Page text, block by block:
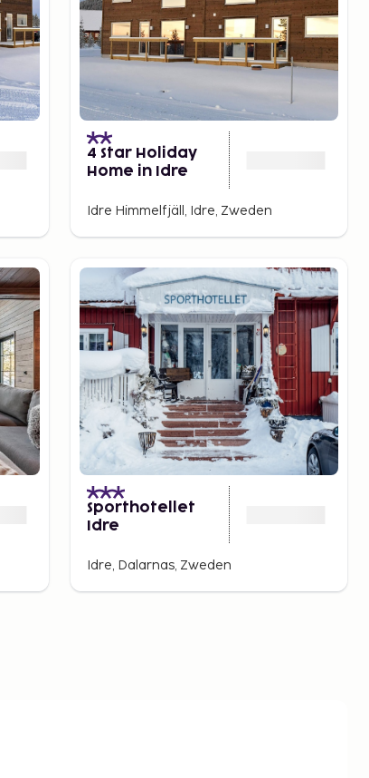
4 Star Holiday
Home in Idre
Idre Himmelfjäll, Idre, Zweden
Sporthotellet
Idre
Idre, Dalarnas, Zweden